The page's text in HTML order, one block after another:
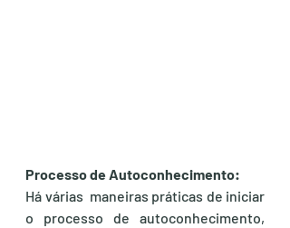
Processo de Autoconhecimento:
Há várias  maneiras práticas de iniciar
o processo de autoconhecimento,